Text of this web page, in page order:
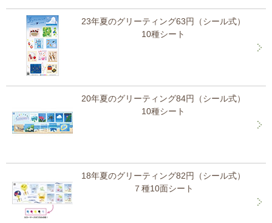
23年夏のグリーティング63円（シール式）
10種シート
20年夏のグリーティング84円（シール式）
10種シート
18年夏のグリーティング82円（シール式）
７種10面シート